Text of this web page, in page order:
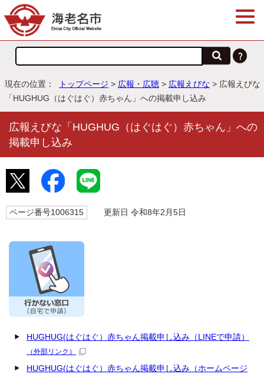
現在の位置： トップページ > 広報・広聴 > 広報えびな > 広報えびな
「HUGHUG（はぐはぐ）赤ちゃん」への掲載申し込み
広報えびな「HUGHUG（はぐはぐ）赤ちゃん」への
掲載申し込み
ページ番号1006315 更新日 令和8年2月5日
HUGHUG(はぐはぐ）赤ちゃん掲載申し込み（LINEで申請）
（外部リンク）
HUGHUG(はぐはぐ）赤ちゃん掲載申し込み（ホームページ